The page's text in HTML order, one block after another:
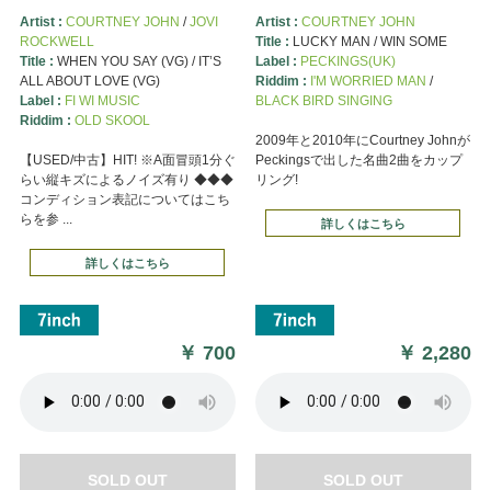
Artist : COURTNEY JOHN /JOVI
ROCKWELL
Title : WHEN YOU SAY (VG) / IT’S
ALL ABOUT LOVE (VG)
Label : FI WI MUSIC
Riddim : OLD SKOOL
【USED/中古】HIT! ※A面冒頭1分ぐ
らい縦キズによるノイズ有り ◆◆◆
コンディション表記についてはこち
らを参 ...
詳しくはこちら
￥700
SOLD OUT
Artist : COURTNEY JOHN
Title : LUCKY MAN / WIN SOME
Label : PECKINGS(UK)
Riddim : I'M WORRIED MAN /
BLACK BIRD SINGING
2009年と2010年にCourtney Johnが
Peckingsで出した名曲2曲をカップ
リング!
詳しくはこちら
￥2,280
SOLD OUT